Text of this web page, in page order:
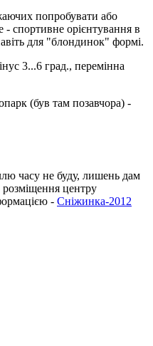
попробувати або
спортивне орієнтування в
для "блондинок" формі.
3...6 град., перемінна
(був там позавчора) -
часу не буду, лишень дам
центру
- Сніжинка-2012